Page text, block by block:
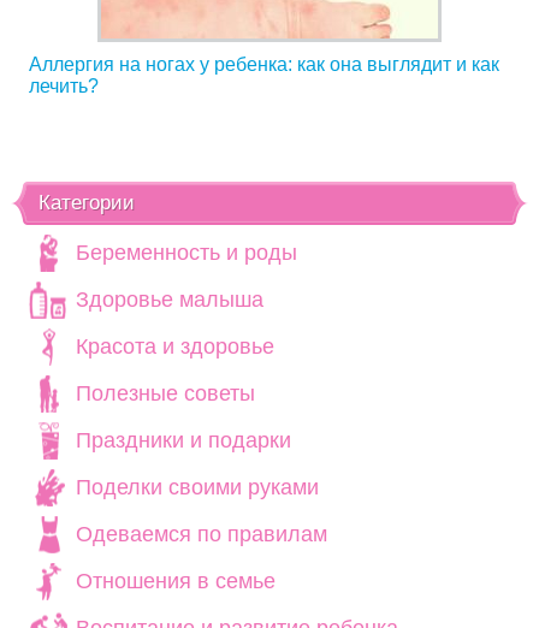
Аллергия на ногах у ребенка: как она выглядит и как
лечить?
Категории
Беременность и роды
Здоровье малыша
Красота и здоровье
Полезные советы
Праздники и подарки
Поделки своими руками
Одеваемся по правилам
Отношения в семье